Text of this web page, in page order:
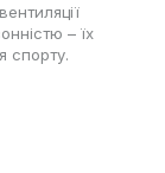
– їх
спорту.